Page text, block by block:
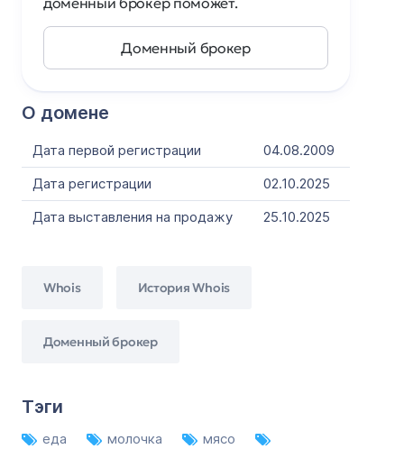
О домене
Дата первой регистрации
04.08.2009
Дата регистрации
02.10.2025
Дата выставления на продажу
25.10.2025
Whois История Whois
Доменный брокер
Тэги
еда молочка
мясо
Доменный брокер